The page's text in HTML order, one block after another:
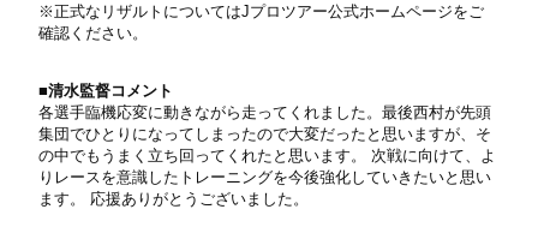
※正式なリザルトについてはJプロツアー公式ホームページをご
確認ください。
■清水監督コメント
各選手臨機応変に動きながら走ってくれました。最後西村が先頭
集団でひとりになってしまったので大変だったと思いますが、そ
の中でもうまく立ち回ってくれたと思います。 次戦に向けて、よ
りレースを意識したトレーニングを今後強化していきたいと思い
ます。 応援ありがとうございました。